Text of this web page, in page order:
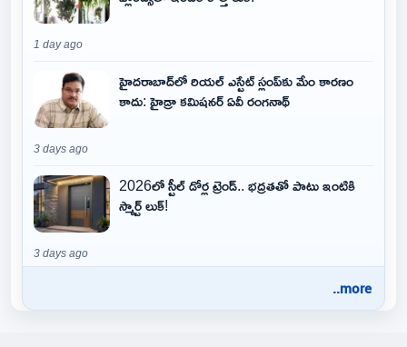
1 day ago
హైదరాబాద్‌లో రియల్ ఎస్టేట్ స్లంప్‌కు మేం కారణం
కాదు: హైడ్రా కమిషనర్ ఏవీ రంగనాథ్
3 days ago
2026లో స్టీల్ డోర్ల ట్రెండ్.. భద్రతతో పాటు ఇంటికి
స్మార్ట్ లుక్!
3 days ago
..more